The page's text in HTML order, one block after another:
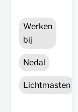
Werken
bij
Nedal
Lichtmasten